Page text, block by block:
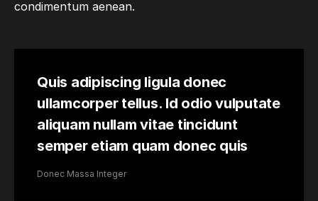
condimentum aenean.
Quis adipiscing ligula donec
ullamcorper tellus. Id odio vulputate
aliquam nullam vitae tincidunt
semper etiam quam donec quis
Donec Massa Integer